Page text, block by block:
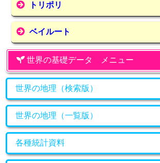
トリポリ
ベイルート
世界の基礎データ メニュー
世界の地理（検索版）
世界の地理（一覧版）
各種統計資料